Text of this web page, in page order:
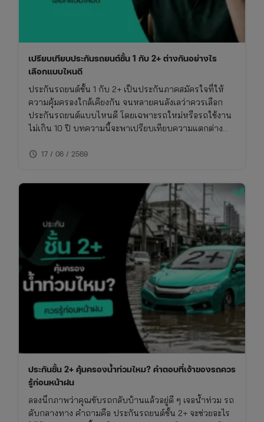
เปรียบเทียบประกันรถยนต์ชั้น 1 กับ 2+ ต่างกันอย่างไร
เลือกแบบไหนดี
ประกันรถยนต์ชั้น 1 กับ 2+ เป็นประกันภาคสมัครใจที่ให้
ความคุ้มครองใกล้เคียงกัน จนหลายคนลังเลว่าควรเลือก
ประกันรถยนต์แบบไหนดี โดยเฉพาะรถใหม่หรือรถใช้งาน
ไม่เกิน 10 ปี บทความนี้จะพาเปรียบเทียบความแตกต่าง
เทียบ ทั้งเรื่องความคุ้มครอง ค่าเบี้ย และความเหมาะสมใน
schedule 17 / 06 / 2569
ประกันชั้น 2+ คุ้มครองน้ำท่วมไหม? คำตอบที่เจ้าของรถควร
รู้ก่อนหน้าฝน
ลองนึกภาพว่าคุณขับรถกลับบ้านแล้วอยู่ดี ๆ เจอน้ำท่วม รถ
ดับกลางทาง คำถามคือ ประกันรถยนต์ชั้น 2+ จะช่วยอะไร